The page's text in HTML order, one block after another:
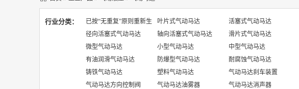
行业分类：
已按“无重复”原则重新生
成，以下为去重后的完
整列表：
叶片式气动马达 活塞式气动马达
径向活塞式气动马达
轴向活塞式气动马达 滑片式气动马达
微型气动马达
小型气动马达 中型气动马达
有油润滑气动马达
防爆型气动马达 耐腐蚀气动马达
铸铁气动马达
塑料气动马达 气动马达刹车装置
气动马达方向控制阀
气动马达油雾器 气动马达消声器